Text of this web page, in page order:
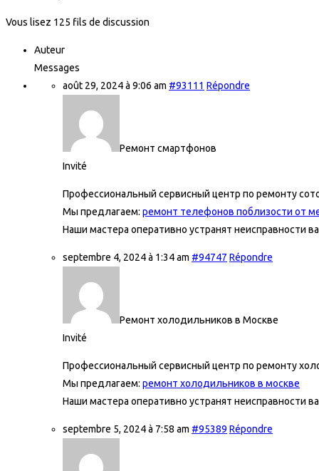
Vous lisez 125 fils de discussion
Auteur
Messages
août 29, 2024 à 9:06 am #93111 Répondre
Ремонт смартфонов
Invité
Профессиональный сервисный центр по ремонту
Мы предлагаем: ремонт телефонов поблизости от
Наши мастера оперативно устранят неисправности
septembre 4, 2024 à 1:34 am #94747 Répondre
Ремонт холодильников в Москве
Invité
Профессиональный сервисный центр по ремонту
Мы предлагаем: ремонт холодильников в москве
Наши мастера оперативно устранят неисправности
septembre 5, 2024 à 7:58 am #95389 Répondre